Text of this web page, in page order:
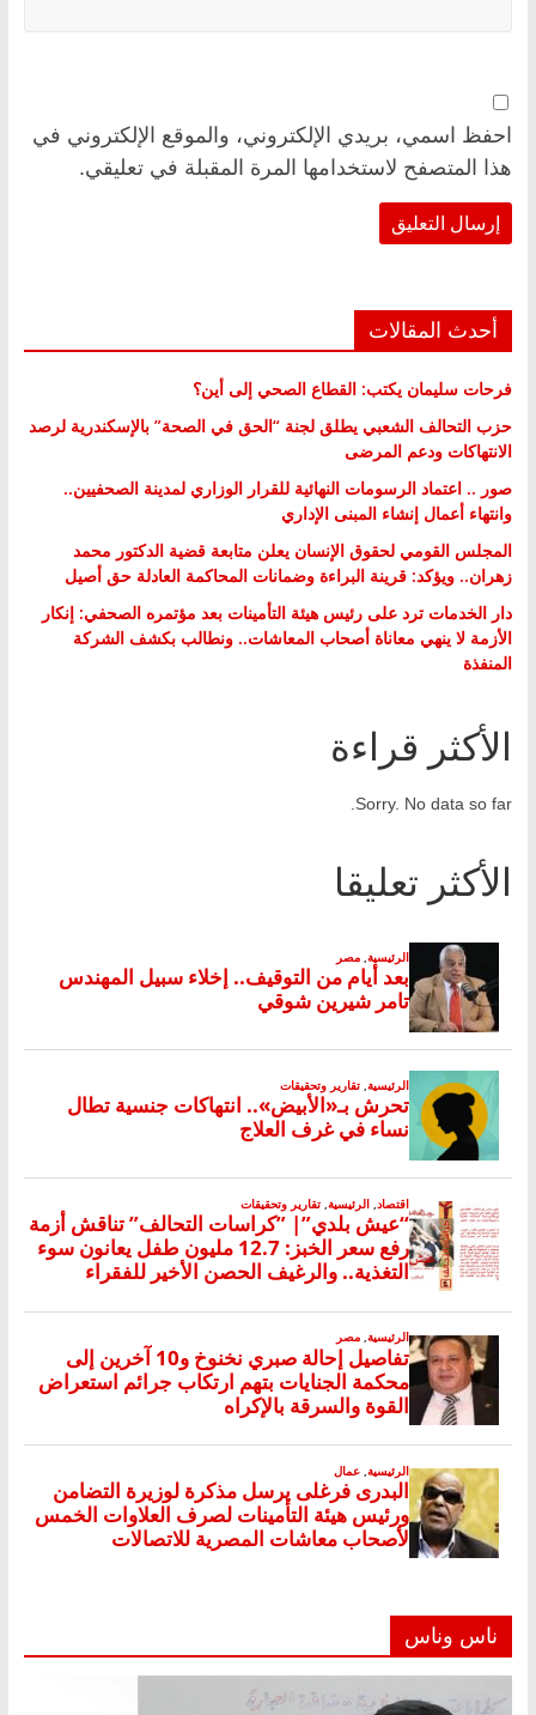
احفظ اسمي، بريدي الإلكتروني، والموقع الإلكتروني في
هذا المتصفح لاستخدامها المرة المقبلة في تعليقي.
أحدث المقالات
فرحات سليمان يكتب: القطاع الصحي إلى أين؟
حزب التحالف الشعبي يطلق لجنة “الحق في الصحة” بالإسكندرية لرصد
الانتهاكات ودعم المرضى
صور .. اعتماد الرسومات النهائية للقرار الوزاري لمدينة الصحفيين..
وانتهاء أعمال إنشاء المبنى الإداري
المجلس القومي لحقوق الإنسان يعلن متابعة قضية الدكتور محمد
زهران.. ويؤكد: قرينة البراءة وضمانات المحاكمة العادلة حق أصيل
دار الخدمات ترد على رئيس هيئة التأمينات بعد مؤتمره الصحفي: إنكار
الأزمة لا ينهي معاناة أصحاب المعاشات.. ونطالب بكشف الشركة
المنفذة
الأكثر قراءة
Sorry. No data so far.
الأكثر تعليقا
ناس وناس